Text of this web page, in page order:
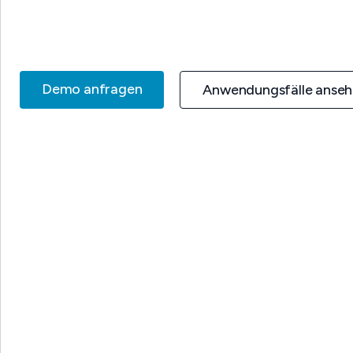
Demo anfragen Anwendungsfälle